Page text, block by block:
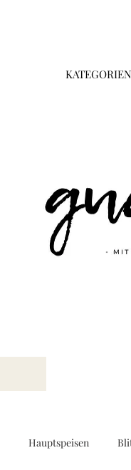
KATEGORIEN
Hauptspeisen